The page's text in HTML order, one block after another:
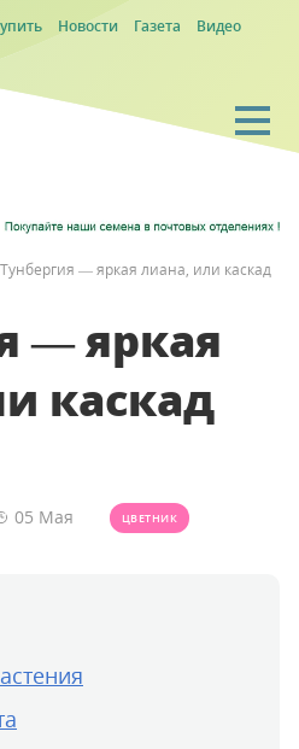
Новости Газета
Видео
Тунбергия — яркая лиана, или каскад
— яркая
каскад
05 Мая ЦВЕТНИК